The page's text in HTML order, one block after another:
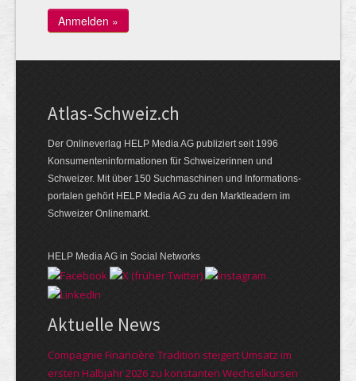
Atlas-Schweiz.ch
Der Onlineverlag HELP Media AG publiziert seit 1996
Konsumenten­infor­mationen für Schwei­zerinnen und
Schweizer. Mit über 150 Such­ma­schinen und Infor­mations­
portalen gehört HELP Media AG zu den Markt­leadern im
Schweizer Onlinemarkt.
HELP Media AG in Social Networks
Aktuelle News
Compagnie Financière Tradition steigert Umsatz im
ersten Halbjahr 2026 zu konstanten Wechselkursen